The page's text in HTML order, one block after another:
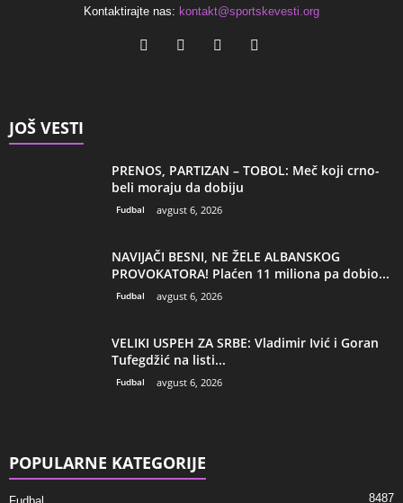
Kontaktirajte nas: kontakt@sportskevesti.org
JOŠ VESTI
PRENOS, PARTIZAN – TOBOL: Meč koji crno-
beli moraju da dobiju
Fudbal avgust 6, 2026
NAVIJAČI BESNI, NE ŽELE ALBANSKOG
PROVOKATORA! Plaćen 11 miliona pa dobio...
Fudbal avgust 6, 2026
VELIKI USPEH ZA SRBE: Vladimir Ivić i Goran
Tufegdžić na listi...
Fudbal avgust 6, 2026
POPULARNE KATEGORIJE
8487